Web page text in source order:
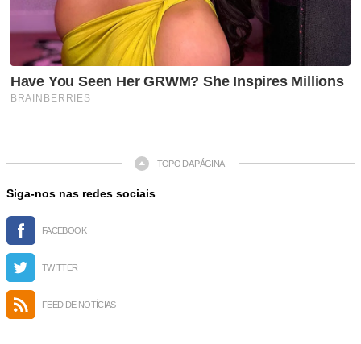
TOPO DA PÁGINA
Siga-nos nas redes sociais
FACEBOOK
TWITTER
FEED DE NOTÍCIAS